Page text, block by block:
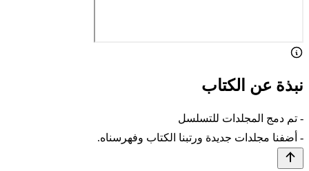
نبذة عن الكتاب
- تم دمج المجلدات للتسلسل
- أضفنا مجلدات جديدة ورتبنا الكتاب وفهرسناه.